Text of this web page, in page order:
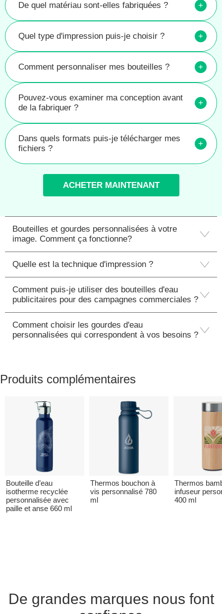
De quel matériau sont-elles fabriquées ? +
Quel type d'impression puis-je choisir ? +
Comment personnaliser mes bouteilles ? +
Pouvez-vous examiner ma conception avant
de la fabriquer ?
+
Dans quels formats puis-je télécharger mes
fichiers ?
+
ACHETER MAINTENANT
Bouteilles et gourdes personnalisées à votre
image. Comment ça fonctionne?
Quelle est la technique d'impression ?
Comment puis-je utiliser des bouteilles d'eau
publicitaires pour des campagnes commerciales ?
Comment choisir les gourdes d'eau
personnalisées qui correspondent à vos besoins ?
Produits complémentaires
Bouteille d’eau
isotherme recyclée
personnalisée avec
paille et anse 660 ml
Thermos bouchon à
vis personnalisé 780
ml
Thermos
infuseur
400 ml
De grandes marques nous font